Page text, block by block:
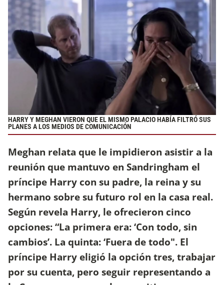
HARRY Y MEGHAN VIERON QUE EL MISMO PALACIO HABÍA FILTRÓ SUS
PLANES A LOS MEDIOS DE COMUNICACIÓN
Meghan relata que le impidieron asistir a la
reunión que mantuvo en Sandringham el
príncipe Harry con su padre, la reina y su
hermano sobre su futuro rol en la casa real.
Según revela Harry, le ofrecieron cinco
opciones: “La primera era: ‘Con todo, sin
cambios’. La quinta: ‘Fuera de todo". El
príncipe Harry eligió la opción tres, trabajar
por su cuenta, pero seguir representando a